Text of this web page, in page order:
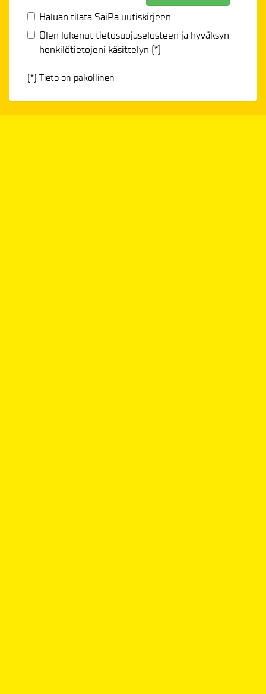
Haluan tilata SaiPa uutiskirjeen
Olen lukenuttietosuojaselosteen ja hyväksyn
henkilötietojeni käsittelyn (*)
(*) Tieto on pakollinen